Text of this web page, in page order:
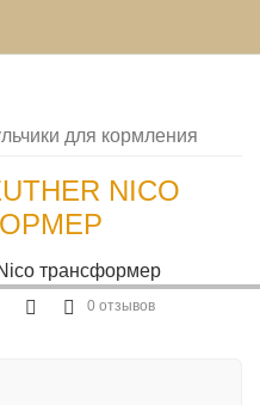
для кормления
NICO
0 отзывов